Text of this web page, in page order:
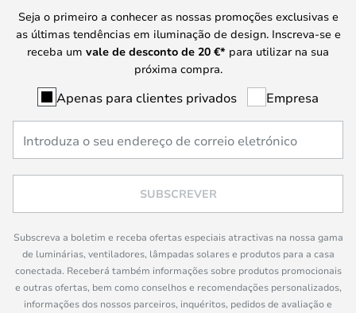
Seja o primeiro a conhecer as nossas promoções exclusivas e
as últimas tendências em iluminação de design. Inscreva-se e
receba um vale de desconto de 20 €* para utilizar na sua
próxima compra.
Apenas para clientes privados Empresa
SUBSCREVER
Subscreva a boletim e receba ofertas especiais atractivas na nossa gama
de luminárias, ventiladores, lâmpadas solares e produtos para a casa
conectada. Receberá também informações sobre produtos promocionais
e outras ofertas, bem como conselhos e recomendações personalizados,
informações dos nossos parceiros, inquéritos, pedidos de avaliação e